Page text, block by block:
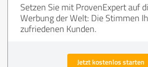
Setzen Sie mit ProvenExpert auf
Werbung der Welt: Die Stimmen
zufriedenen Kunden.
Jetzt kostenlos starten